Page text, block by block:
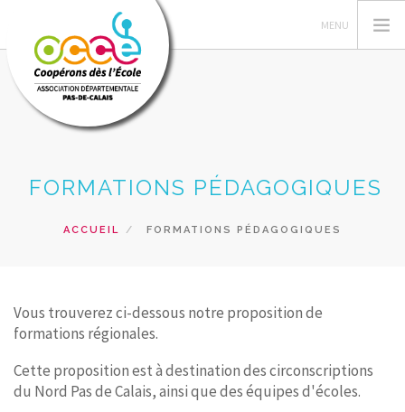
GERER SA COOPERATIVE
RECHERCHER
FORMATIONS PÉDAGOGIQUES
ACCUEIL FORMATIONS PÉDAGOGIQUES
Vous trouverez ci-dessous notre proposition de
formations régionales.
Cette proposition est à destination des circonscriptions
du Nord Pas de Calais, ainsi que des équipes d'écoles.